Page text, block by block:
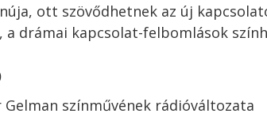
ott szövődhetnek az új
a drámai kapcsolat-felbomlások
Gelman színművének rádióváltozata